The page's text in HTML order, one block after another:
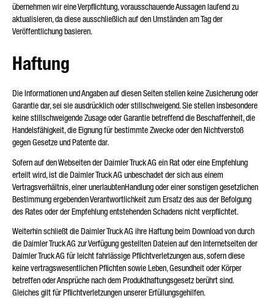
übernehmen wir eine Verpflichtung, vorausschauende Aussagen laufend zu
aktualisieren, da diese ausschließlich auf den Umständen am Tag der
Veröffentlichung basieren.
Haftung
Die Informationen und Angaben auf diesen Seiten stellen keine Zusicherung oder
Garantie dar, sei sie ausdrücklich oder stillschweigend. Sie stellen insbesondere
keine stillschweigende Zusage oder Garantie betreffend die Beschaffenheit, die
Handelsfähigkeit, die Eignung für bestimmte Zwecke oder den Nichtverstoß
gegen Gesetze und Patente dar.
Sofern auf den Webseiten der Daimler Truck AG ein Rat oder eine Empfehlung
erteilt wird, ist die Daimler Truck AG unbeschadet der sich aus einem
Vertragsverhältnis, einer unerlaubtenHandlung oder einer sonstigen gesetzlichen
Bestimmung ergebenden Verantwortlichkeit zum Ersatz des aus der Befolgung
des Rates oder der Empfehlung entstehenden Schadens nicht verpflichtet.
Weiterhin schließt die Daimler Truck AG ihre Haftung beim Download von durch
die Daimler Truck AG zur Verfügung gestellten Dateien auf den Internetseiten der
Daimler Truck AG für leicht fahrlässige Pflichtverletzungen aus, sofern diese
keine vertragswesentlichen Pflichten sowie Leben, Gesundheit oder Körper
betreffen oder Ansprüche nach dem Produkthaftungsgesetz berührt sind.
Gleiches gilt für Pflichtverletzungen unserer Erfüllungsgehilfen.